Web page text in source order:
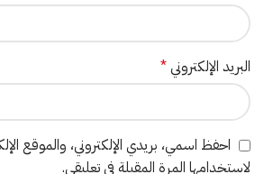
البريد الإلكتروني*
احفظ اسمي، بريدي الإلكتروني، والموقع
لاستخدامها المرة المقبلة في تعليقي.